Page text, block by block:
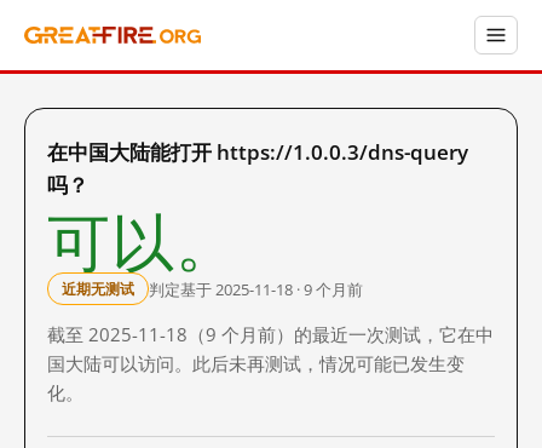
在中国大陆能打开 https://1.0.0.3/dns-query
吗？
可以。
近期无测试 判定基于 2025-11-18 · 9 个月前
截至 2025-11-18（9 个月前）的最近一次测试，它在中
国大陆可以访问。此后未再测试，情况可能已发生变
化。